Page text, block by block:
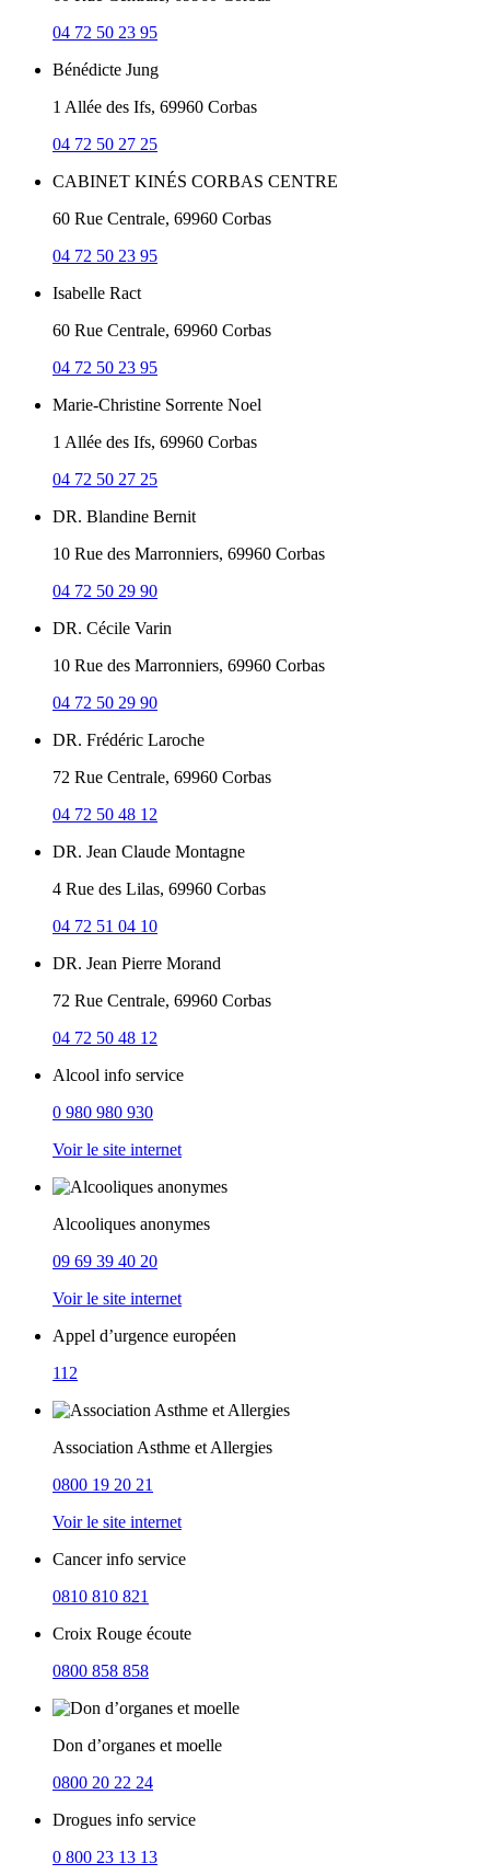
04 72 50 23 95
Bénédicte Jung
1 Allée des Ifs, 69960 Corbas
04 72 50 27 25
CABINET KINÉS CORBAS CENTRE
60 Rue Centrale, 69960 Corbas
04 72 50 23 95
Isabelle Ract
60 Rue Centrale, 69960 Corbas
04 72 50 23 95
Marie-Christine Sorrente Noel
1 Allée des Ifs, 69960 Corbas
04 72 50 27 25
DR. Blandine Bernit
10 Rue des Marronniers, 69960 Corbas
04 72 50 29 90
DR. Cécile Varin
10 Rue des Marronniers, 69960 Corbas
04 72 50 29 90
DR. Frédéric Laroche
72 Rue Centrale, 69960 Corbas
04 72 50 48 12
DR. Jean Claude Montagne
4 Rue des Lilas, 69960 Corbas
04 72 51 04 10
DR. Jean Pierre Morand
72 Rue Centrale, 69960 Corbas
04 72 50 48 12
Alcool info service
0 980 980 930
Voir le site internet
Alcooliques anonymes
09 69 39 40 20
Voir le site internet
Appel d’urgence européen
112
Association Asthme et Allergies
0800 19 20 21
Voir le site internet
Cancer info service
0810 810 821
Croix Rouge écoute
0800 858 858
Don d’organes et moelle
0800 20 22 24
Drogues info service
0 800 23 13 13